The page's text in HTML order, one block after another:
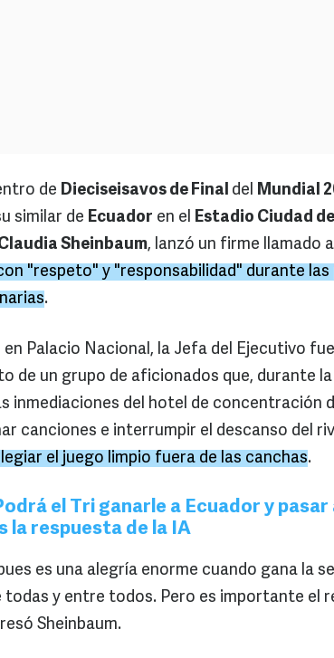
de Dieciseisavos de Final del Mundial
similar de Ecuador en el Estadio Ciudad
Sheinbaum, lanzó un firme llamado
"respeto" y "responsabilidad" durante las
.
Palacio Nacional, la Jefa del Ejecutivo
de un grupo de aficionados que, durante
inmediaciones del hotel de concentración
canciones e interrumpir el descanso del
el juego limpio fuera de las canchas.
el Tri ganarle a Ecuador y
la respuesta de la IA
es una alegría enorme cuando gana la
todas y entre todos. Pero es importante el
Sheinbaum.